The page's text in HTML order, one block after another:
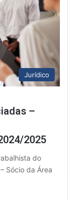
Jurídico
–
2025
do
Sócio da Área